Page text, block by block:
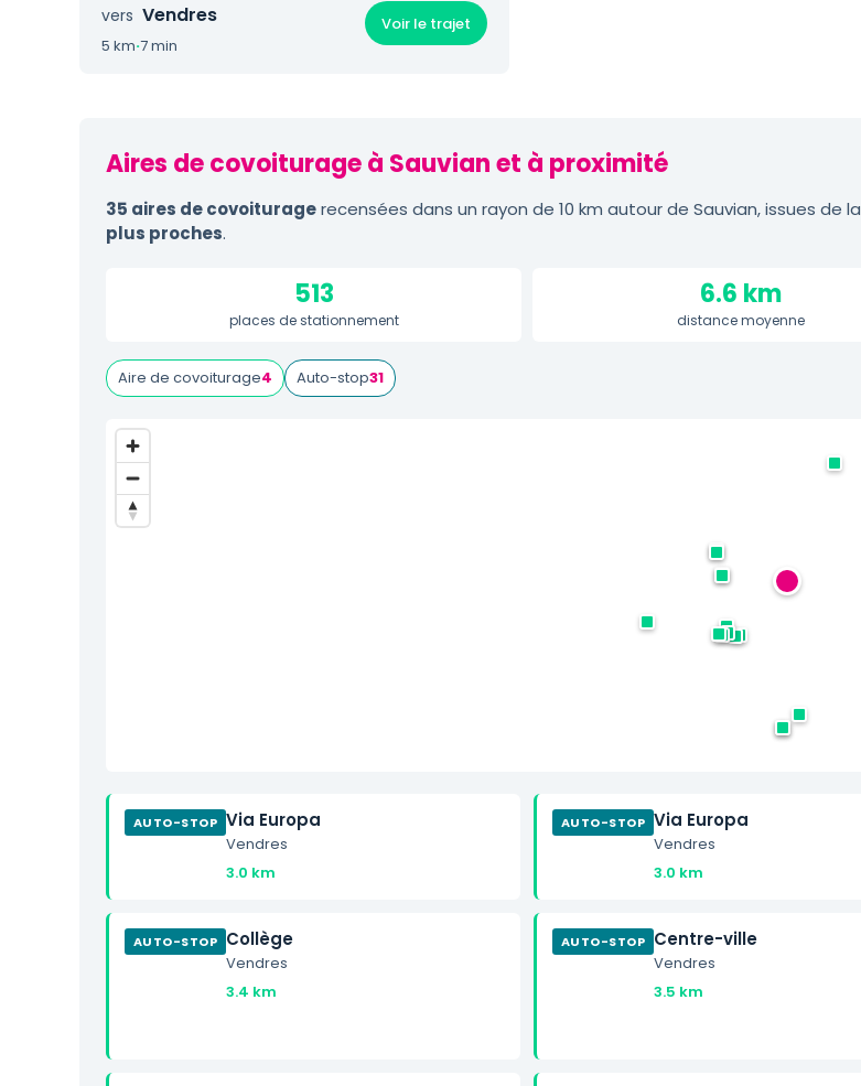
vers Vendres
5 km·7 min
Voir le trajet
Aires de covoiturage à Sauvian et à proximité
35 aires de covoituragerecensées dans un rayon de 10 km autour de Sauvian, issues de la
plus proches.
513
places de stationnement
6.6 km
distance moyenne
Aire de covoiturage4 Auto-stop31
AUTO-STOP Via Europa
Vendres
3.0 km
AUTO-STOP Via Europa
Vendres
3.0 km
AUTO-STOP Collège
Vendres
3.4 km
AUTO-STOP Centre-ville
Vendres
3.5 km